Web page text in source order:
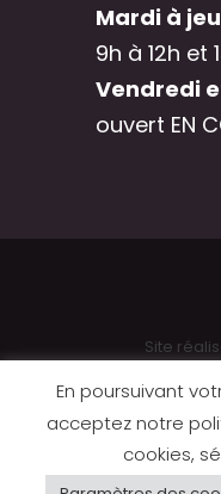
Mardi à
9h à 12h et
Vendredi
ouvert EN
Site
En poursuivant
acceptez notre
cookies,